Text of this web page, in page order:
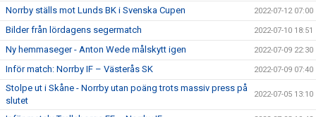
Norrby ställs mot Lunds BK i Svenska Cupen 2022-07-12 07:00
Bilder från lördagens segermatch 2022-07-10 18:51
Ny hemmaseger - Anton Wede målskytt igen 2022-07-09 22:30
Inför match: Norrby IF – Västerås SK 2022-07-09 07:40
Stolpe ut i Skåne - Norrby utan poäng trots massiv press på
slutet
2022-07-05 13:10